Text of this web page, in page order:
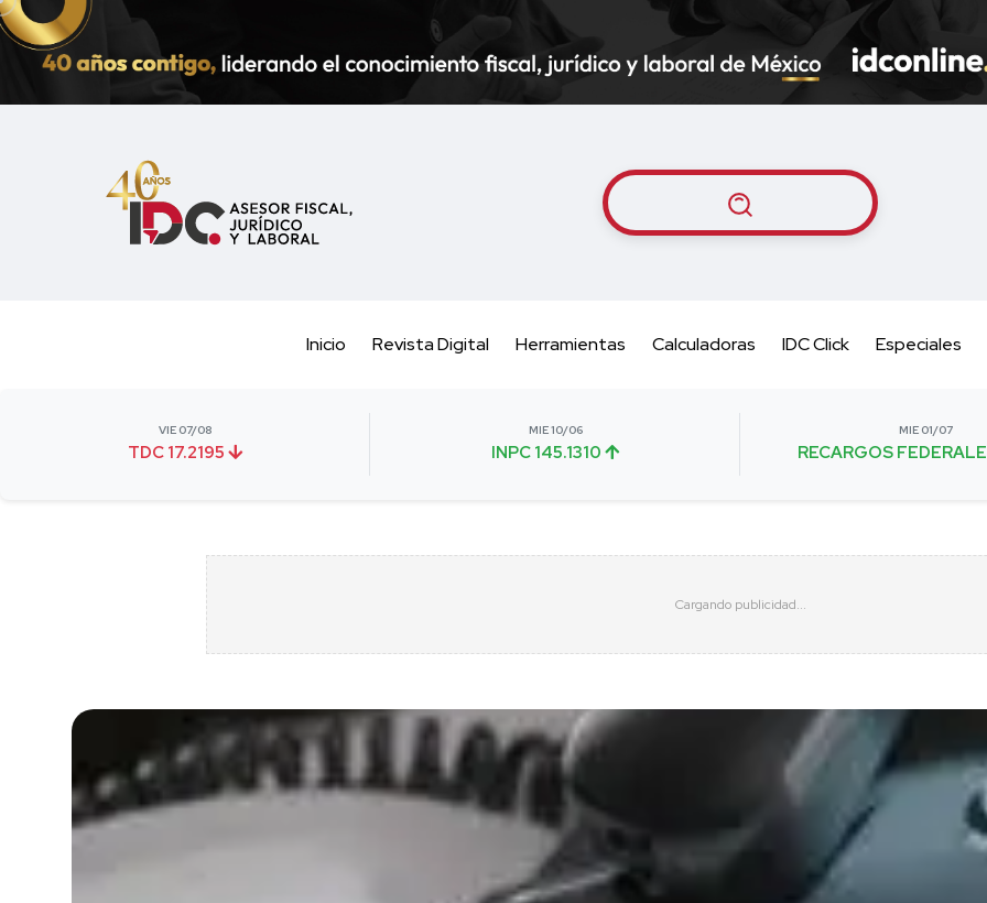
Inicio Revista Digital Herramientas Calculadoras IDC Click Especiales
VIE 07/08
TDC 17.2195
MIE 10/06
INPC 145.1310
MIE 01/07
RECARGOS